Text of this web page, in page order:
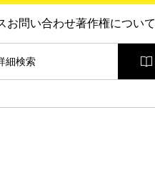
お問い合わせ著作権について
細検索